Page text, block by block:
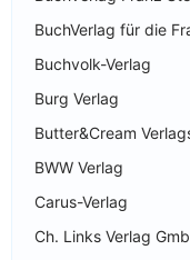
BuchVerlag für die
Buchvolk-Verlag
Burg Verlag
Butter&Cream
BWW Verlag
Carus-Verlag
Ch. Links Verlag